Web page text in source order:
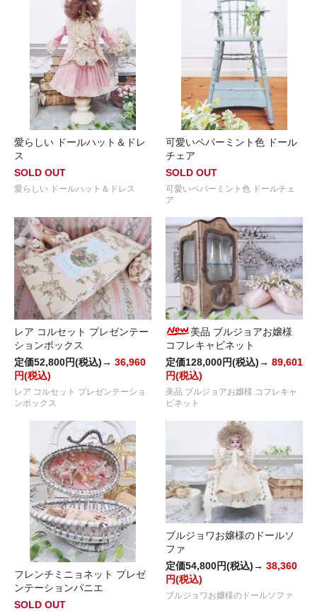
愛らしい ドールハット＆ドレ
ス
SOLD OUT
愛らしい ドールハット＆ドレス
可愛いペパーミント色 ドール
チェア
SOLD OUT
可愛いペパーミント色 ドールチェ
ア
レア コルセット プレゼンテー
ションボックス
定価52,800円(税込)→ 36,960
円(税込)
レア コルセット プレゼンテーショ
ンボックス
美品 ブルジョアお嬢様
コフレキャビネット
定価128,000円(税込)→ 89,601
円(税込)
美品 ブルジョアお嬢様 コフレキャ
ビネット
フレンチミニョネット プレゼ
ンテーションパニエ
SOLD OUT
ブルジョワお嬢様のドールソ
ファ
定価54,800円(税込)→ 38,360
円(税込)
ブルジョワお嬢様のドールソファ